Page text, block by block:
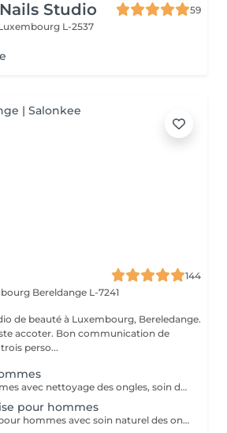
Studio
59
L-2537
144
Bereldange L-7241
de beauté à Luxembourg, Bereledange.
accoter. Bon communication de
des trois perso...
Manucure pour hommes avec nettoyage des ongles, soin des cuticules, mise en forme et hydratation des mains. Idéal pour des mains propres, soignées et naturelles.
pour hommes
Manucure japonaise pour hommes avec soin naturel des ongles, polissage avec pâte minérale et poudre nutritive. Renforce les ongles, donne une brillance naturelle et un aspect soigné sans vernis.